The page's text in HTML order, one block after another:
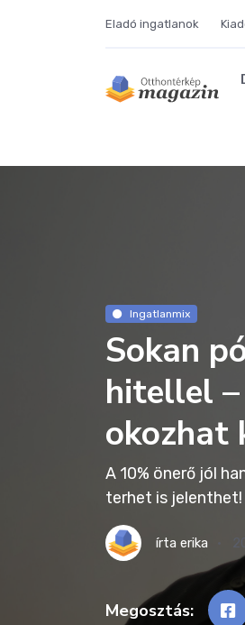
Eladó ingatlanok
Ingatlanmix
Sokan
hitellel
okozhat
A 10% önerő jól
terhet is jelenthet!
írta erika
Megosztás: